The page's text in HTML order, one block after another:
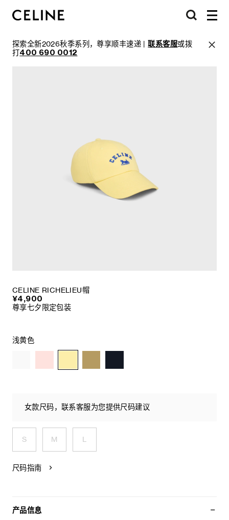
探索全新2026秋季系列，尊享顺丰速递 |联系客服或拨
打400 690 0012
CELINE RICHELIEU帽
¥4,900
尊享七夕限定包装
浅黄色
女款尺码，联系客服为您提供尺码建议
S M L
尺码指南
产品信息